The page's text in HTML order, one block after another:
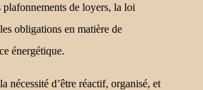
plafonnements de loyers, la loi
obligations en matière de
énergétique.
nécessité d’être réactif, organisé, et